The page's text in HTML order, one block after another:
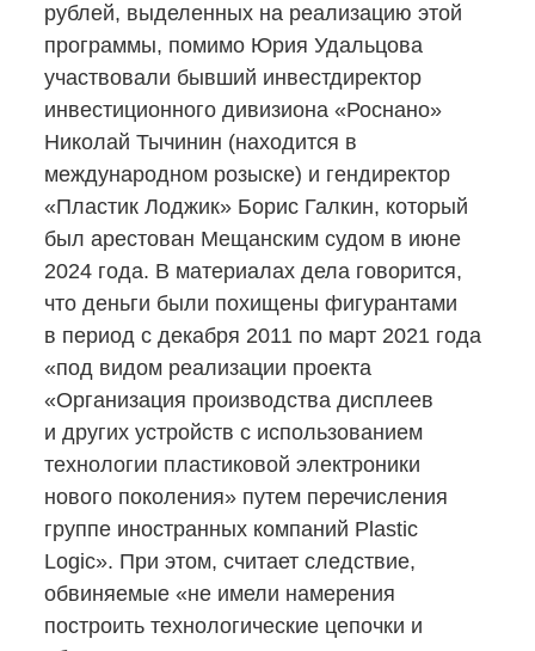
рублей, выделенных на реализацию этой
программы, помимо Юрия Удальцова
участвовали бывший инвестдиректор
инвестиционного дивизиона «Роснано»
Николай Тычинин (находится в
международном розыске) и гендиректор
«Пластик Лоджик» Борис Галкин, который
был арестован Мещанским судом в июне
2024 года. В материалах дела говорится,
что деньги были похищены фигурантами
в период с декабря 2011 по март 2021 года
«под видом реализации проекта
«Организация производства дисплеев
и других устройств с использованием
технологии пластиковой электроники
нового поколения» путем перечисления
группе иностранных компаний Plastic
Logic». При этом, считает следствие,
обвиняемые «не имели намерения
построить технологические цепочки и